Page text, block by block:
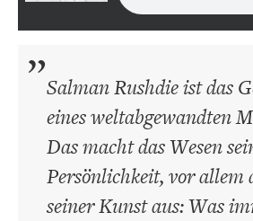
Salman Rushdie ist das
eines weltabgewandten
Das macht das Wesen
Persönlichkeit, vor allem
seiner Kunst aus: Was